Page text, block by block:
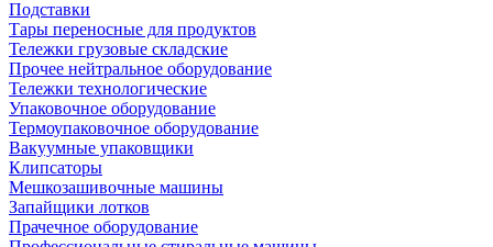
Подставки
Тары переносные для продуктов
Тележки грузовые складские
Прочее нейтральное оборудование
Тележки технологические
Упаковочное оборудование
Термоупаковочное оборудование
Вакуумные упаковщики
Клипсаторы
Мешкозашивочные машины
Запайщики лотков
Прачечное оборудование